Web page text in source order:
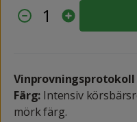
1
Vinprovningsprotokoll
Färg: Intensiv
mörk färg.